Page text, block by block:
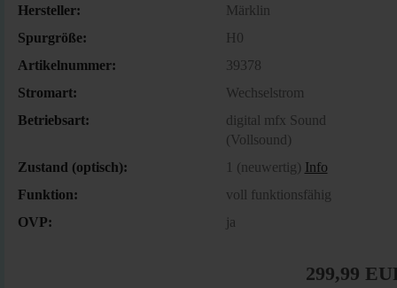
Hersteller:
Märklin
Spurgröße:
H0
Artikelnummer:
39378
Stromart:
Wechselstrom
Betriebsart:
digital mfx Sound
(Vollsound)
Zustand (optisch):
1 (neuwertig) Info
Funktion:
voll funktionsfähig
OVP:
ja
299,99